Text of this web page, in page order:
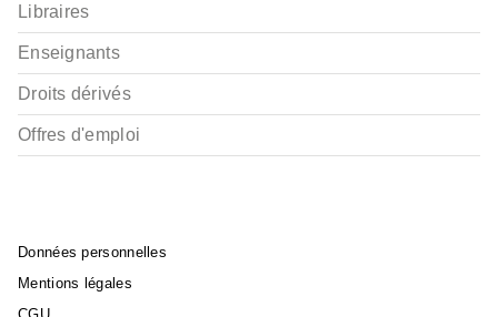
Libraires
Enseignants
Droits dérivés
Offres d'emploi
Données personnelles
Mentions légales